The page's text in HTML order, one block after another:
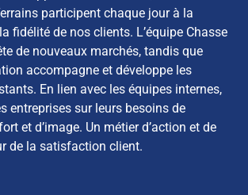
participent chaque jour à la
fidélité de nos clients. L’équipe Chasse
de nouveaux marchés, tandis que
accompagne et développe les
En lien avec les équipes internes,
entreprises sur leurs besoins de
et d’image. Un métier d’action et de
de la satisfaction client.